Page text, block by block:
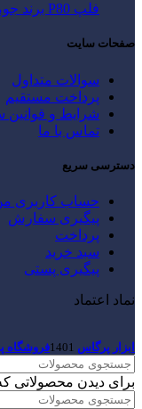
فلپ P80 برند جومله JUMLEE
صفحات سایت
سوالات متداول
پرداخت مستقیم
شرایط و قوانین
تماس با ما
دسترسی سریع
حساب کاربری
پیگیری سفارش
پرداخت
سبد خرید
پیگیری پستی
نماد اعتماد
ابزار پرگاس 1401فروشگاه
برای دیدن محصولاتی